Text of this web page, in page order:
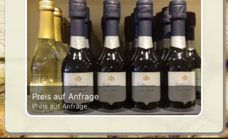
Preis auf Anfrage
Preis auf Anfrage